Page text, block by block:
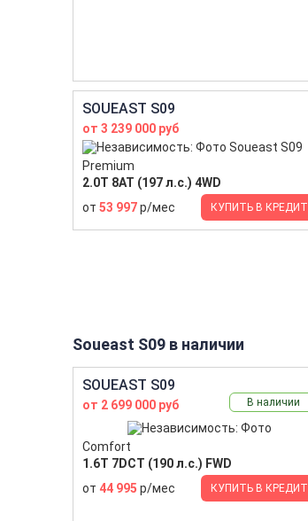
SOUEAST S09
от 3 239 000 руб
Premium
2.0T 8AT (197 л.с.) 4WD
от 53 997р/мес КУПИТЬ В КРЕДИТ
Soueast S09 в наличии
SOUEAST S09
от 2 699 000 руб В наличии
Comfort
1.6T 7DCT (190 л.с.) FWD
от 44 995 р/мес КУПИТЬ В КРЕДИТ